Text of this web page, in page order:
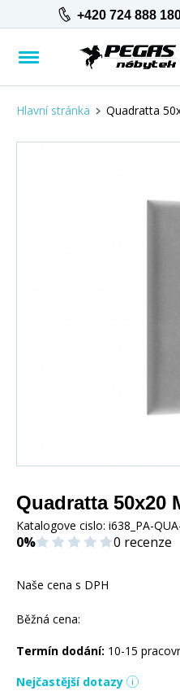
+420 724 888
Hlavní stránka Quadratta
Quadratta 50x20
Katalogove cislo: i638_PA-
0% 0 recenze
Naše cena s DPH
Běžná cena:
Termín dodání: 10-15
Nejčastější dotazy